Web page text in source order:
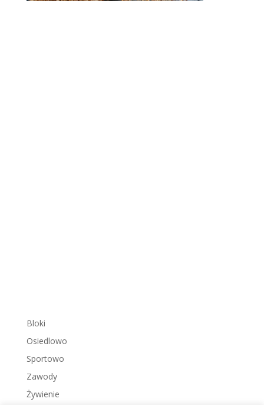
Bloki
Osiedlowo
Sportowo
Zawody
Żywienie